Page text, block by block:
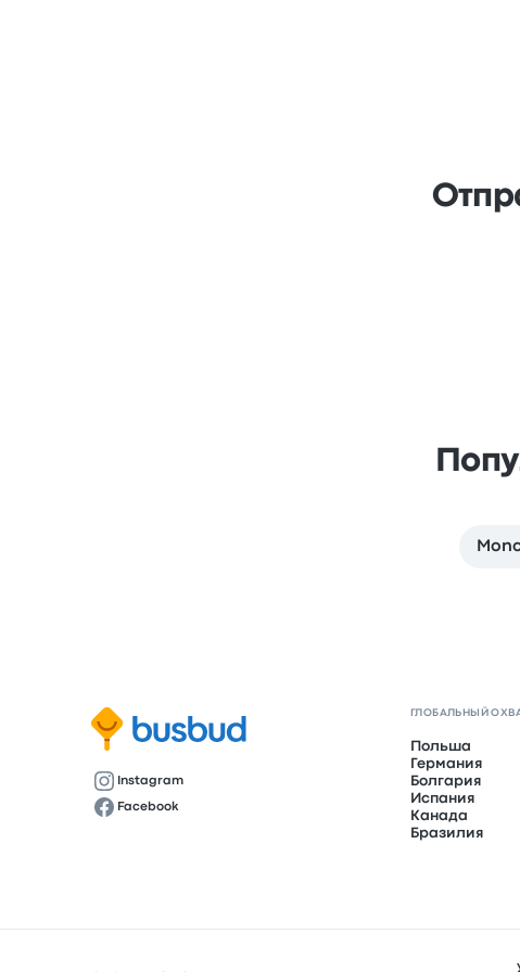
Instagram
Facebook
ГЛОБАЛЬНЫЙ
Польша
Германия
Болгария
Испания
Канада
Бразилия